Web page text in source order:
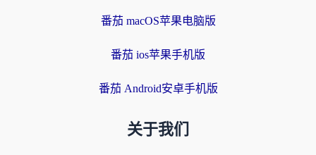
番茄 macOS苹果电脑版
番茄 ios苹果手机版
番茄 Android安卓手机版
关于我们